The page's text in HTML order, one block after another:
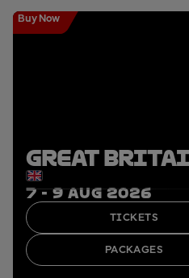
Buy Now
GREAT
7 - 9 AUG 2026
TICKETS
PACKAGES